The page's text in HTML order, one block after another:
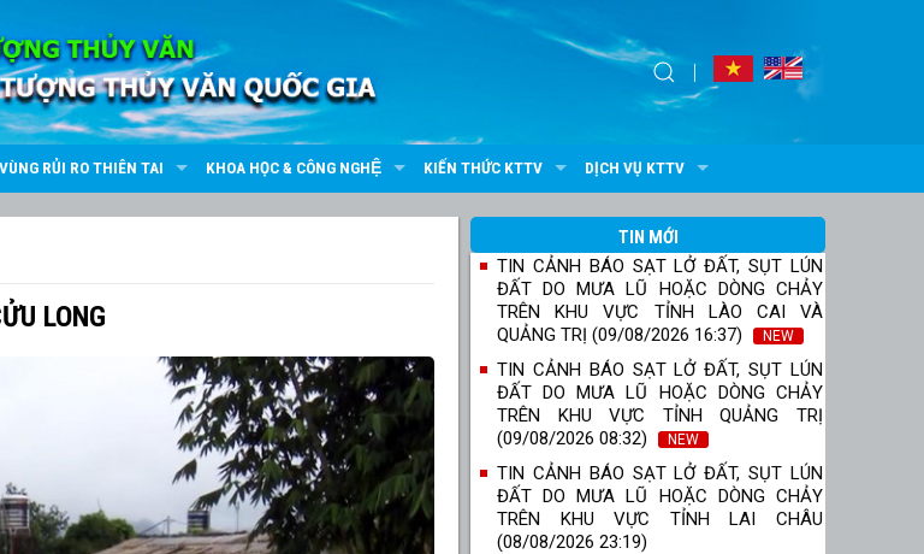
RỦI RO THIÊN TAI KHOA HỌC & CÔNG NGHỆ KIẾN THỨC KTTV DỊCH VỤ KTTV
LONG
TIN MỚI
TIN CẢNH BÁO SẠT LỞ ĐẤT, SỤT LÚN
ĐẤT DO MƯA LŨ HOẶC DÒNG CHẢY
TRÊN KHU VỰC TỈNH LÀO CAI VÀ
QUẢNG TRỊ (09/08/2026 16:37)
NEW
TIN CẢNH BÁO SẠT LỞ ĐẤT, SỤT LÚN
ĐẤT DO MƯA LŨ HOẶC DÒNG CHẢY
TRÊN KHU VỰC TỈNH QUẢNG TRỊ
(09/08/2026 08:32)
NEW
TIN CẢNH BÁO SẠT LỞ ĐẤT, SỤT LÚN
ĐẤT DO MƯA LŨ HOẶC DÒNG CHẢY
TRÊN KHU VỰC TỈNH LAI CHÂU
(08/08/2026 23:19)